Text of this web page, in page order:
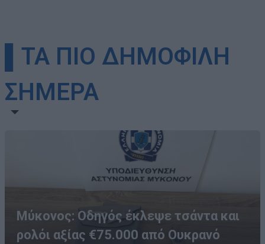
▌ΤΑ ΠΙΟ ΔΗΜΟΦΙΛΗ
ΣΗΜΕΡΑ
Μύκονος: Οδηγός έκλεψε τσάντα και
ρολόι αξίας €75.000 από Ουκρανό